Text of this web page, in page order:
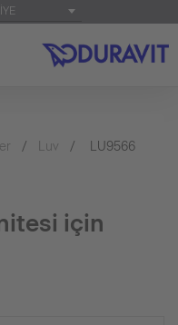
Luv LU9566
için